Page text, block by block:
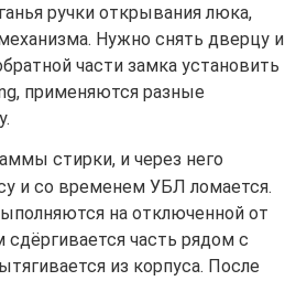
ручки открывания люка,
Нужно снять дверцу и
части замка установить
применяются разные
стирки, и через него
и со временем УБЛ ломается.
на отключенной от
часть рядом с
из корпуса. После